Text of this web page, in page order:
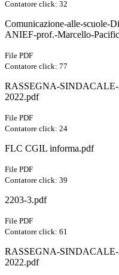
Contatore click: 32
Comunicazione-alle-scuole-
ANIEF-prof.-Marcello-
File PDF
Contatore click: 77
RASSEGNA-
2022.pdf
File PDF
Contatore click: 24
FLC CGIL informa.pdf
File PDF
Contatore click: 39
2203-3.pdf
File PDF
Contatore click: 61
RASSEGNA-
2022.pdf